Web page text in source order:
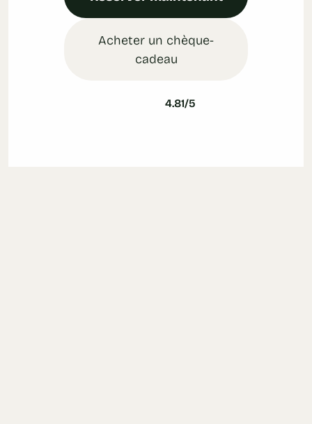
Acheter un chèque-
cadeau
4.81/5